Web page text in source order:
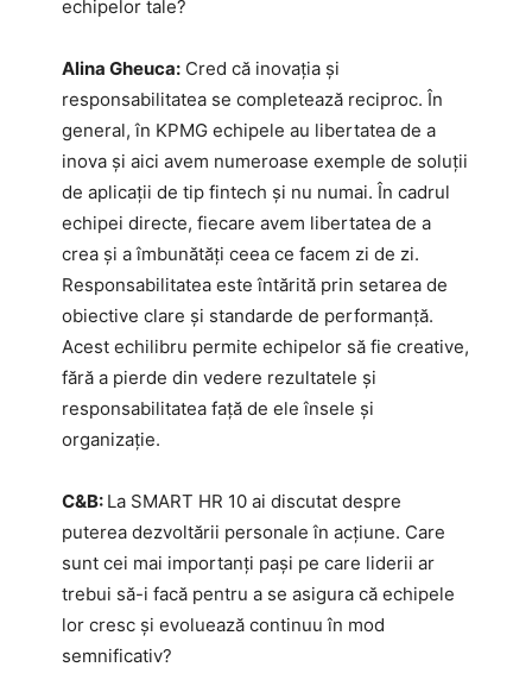
echipelor tale?
Alina Gheuca: Cred că inovația și
responsabilitatea se completează reciproc. În
general, în KPMG echipele au libertatea de a
inova și aici avem numeroase exemple de soluții
de aplicații de tip fintech și nu numai. În cadrul
echipei directe, fiecare avem libertatea de a
crea și a îmbunătăți ceea ce facem zi de zi.
Responsabilitatea este întărită prin setarea de
obiective clare și standarde de performanță.
Acest echilibru permite echipelor să fie creative,
fără a pierde din vedere rezultatele și
responsabilitatea față de ele însele și
organizație.
C&B: La SMART HR 10 ai discutat despre
puterea dezvoltării personale în acțiune. Care
sunt cei mai importanți pași pe care liderii ar
trebui să-i facă pentru a se asigura că echipele
lor cresc și evoluează continuu în mod
semnificativ?